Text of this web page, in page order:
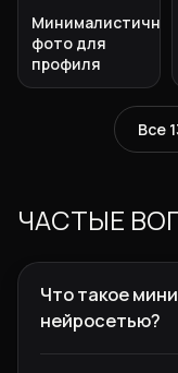
Минималистичное
фото для
профиля
Все
ЧАСТЫЕ
Что такое
нейросетью?